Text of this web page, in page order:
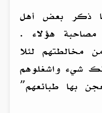
ذكر بعض أهل
مصاحبة هؤلاء .
مخالطتهم لئلا
شيء واشغلوهم
بها طبائعهم”